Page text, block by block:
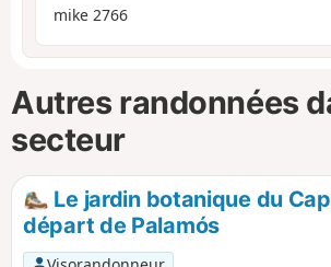
mike 2766
Autres randonnées
secteur
Le jardin botanique du
départ de Palamós